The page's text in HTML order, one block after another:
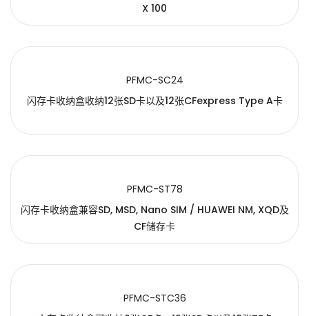
X 100
PFMC-SC24
闪存卡收纳盒收纳12张SD卡以及12张CFexpress Type A卡
PFMC-ST78
闪存卡收纳盒兼容SD, MSD, Nano SIM / HUAWEI NM, XQD及
CF储存卡
PFMC-STC36